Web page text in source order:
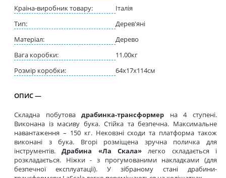
Краіна-виробник товару:
Італія
Тип:
Дерев'яні
Матеріал:
Дерево
Вага коробки:
11.00кг
Розмір коробки:
64x17x114см
ОПИС —
Складна побутовадрабинка-трансформер на 4 ступені.
Виконана із масиву бука. Стійка та безпечна. Максимальне
навантаження – 150 кг. Нековзні сходи та платформа також
виконані з бука. Вгорі розміщена зручна поличка для
інструментів.Драбина «Ла Скала» легко складається і
розкладається. Ніжки - з прогумованими накладками (для
безпечної експлуатації). У зібраному стані драбини-